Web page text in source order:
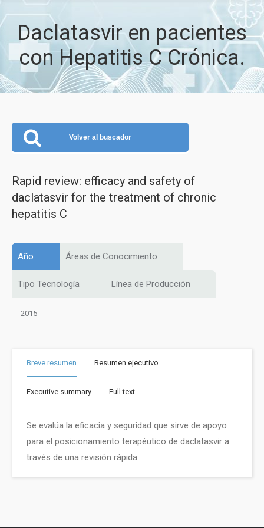
Daclatasvir en pacientes
con Hepatitis C Crónica.
Volver al buscador
Rapid review: efficacy and safety of
daclatasvir for the treatment of chronic
hepatitis C
Año Áreas de Conocimiento
Tipo Tecnología Línea de Producción
2015
Breve resumen Resumen ejecutivo
Executive summary Full text
Se evalúa la eficacia y seguridad que sirve de apoyo
para el posicionamiento terapéutico de daclatasvir a
través de una revisión rápida.